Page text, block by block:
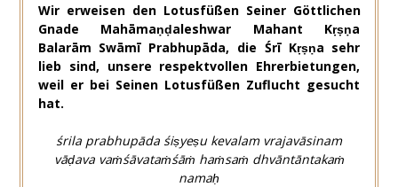
Wir erweisen den Lotusfüßen Seiner Göttlichen
Gnade Mahāmaṇḍaleshwar Mahant Kṛṣṇa
Balarām Swāmī Prabhupāda, die Śrī Kṛṣṇa sehr
lieb sind, unsere respektvollen Ehrerbietungen,
weil er bei Seinen Lotusfüßen Zuflucht gesucht
hat.
śrila prabhupāda śiṣyeṣu kevalam vrajavāsinam
vāḍava vaṁśāvataṁśāṁ haṁsaṁ dhvāntāntakaṁ
namaḥ